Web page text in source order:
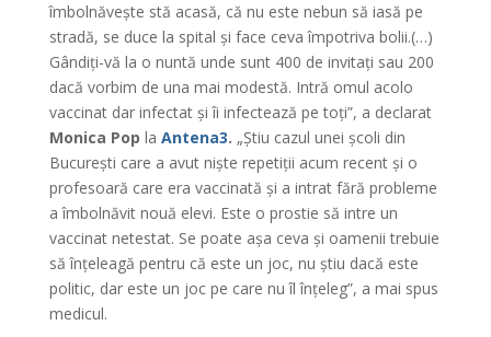
îmbolnăvește stă acasă, că nu este nebun să iasă pe
stradă, se duce la spital și face ceva împotriva bolii.(…)
Gândiți-vă la o nuntă unde sunt 400 de invitați sau 200
dacă vorbim de una mai modestă. Intră omul acolo
vaccinat dar infectat și îi infectează pe toți”, a declarat
Monica Pop la Antena3. „Știu cazul unei școli din
București care a avut niște repetiții acum recent și o
profesoară care era vaccinată și a intrat fără probleme
a îmbolnăvit nouă elevi. Este o prostie să intre un
vaccinat netestat. Se poate așa ceva și oamenii trebuie
să înțeleagă pentru că este un joc, nu știu dacă este
politic, dar este un joc pe care nu îl înțeleg”, a mai spus
medicul.